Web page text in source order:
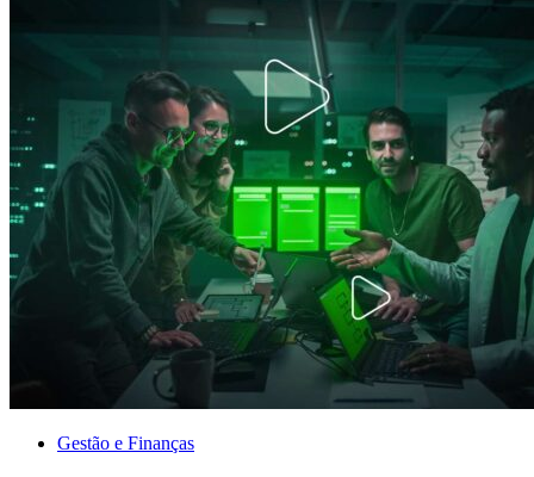
Gestão e Finanças